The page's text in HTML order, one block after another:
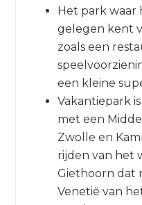
Het park waar
gelegen kent
zoals een
een kleine
Vakantiepark
met een
Zwolle en
rijden van het
Giethoorn dat
Venetië van